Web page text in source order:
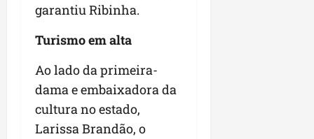
garantiu Ribinha.
Turismo em alta
Ao lado da primeira-
dama e embaixadora da
cultura no estado,
Larissa Brandão, o